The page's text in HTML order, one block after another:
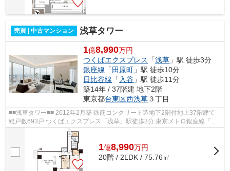
売買 | 中古マンション 浅草タワー
1億8,990万円
つくばエクスプレス
「浅草 」駅 徒歩3分
銀座線 「 田原町 」駅 徒歩10分
日比谷線 「 入谷 」駅 徒歩11分
築14年 / 37階建 地下2階
東京都台東区西浅草３丁目
■■浅草タワー■■ 2012年2月築 鉄筋コンクリート造地下2階付地上37階建て
総戸数693戸 つくばエクスプレス「浅草」駅徒歩3分 東京メトロ銀座線「田
原町」駅徒歩10分 東京メトロ日比谷...
1億8,990万円
20階 / 2LDK / 75.76㎡